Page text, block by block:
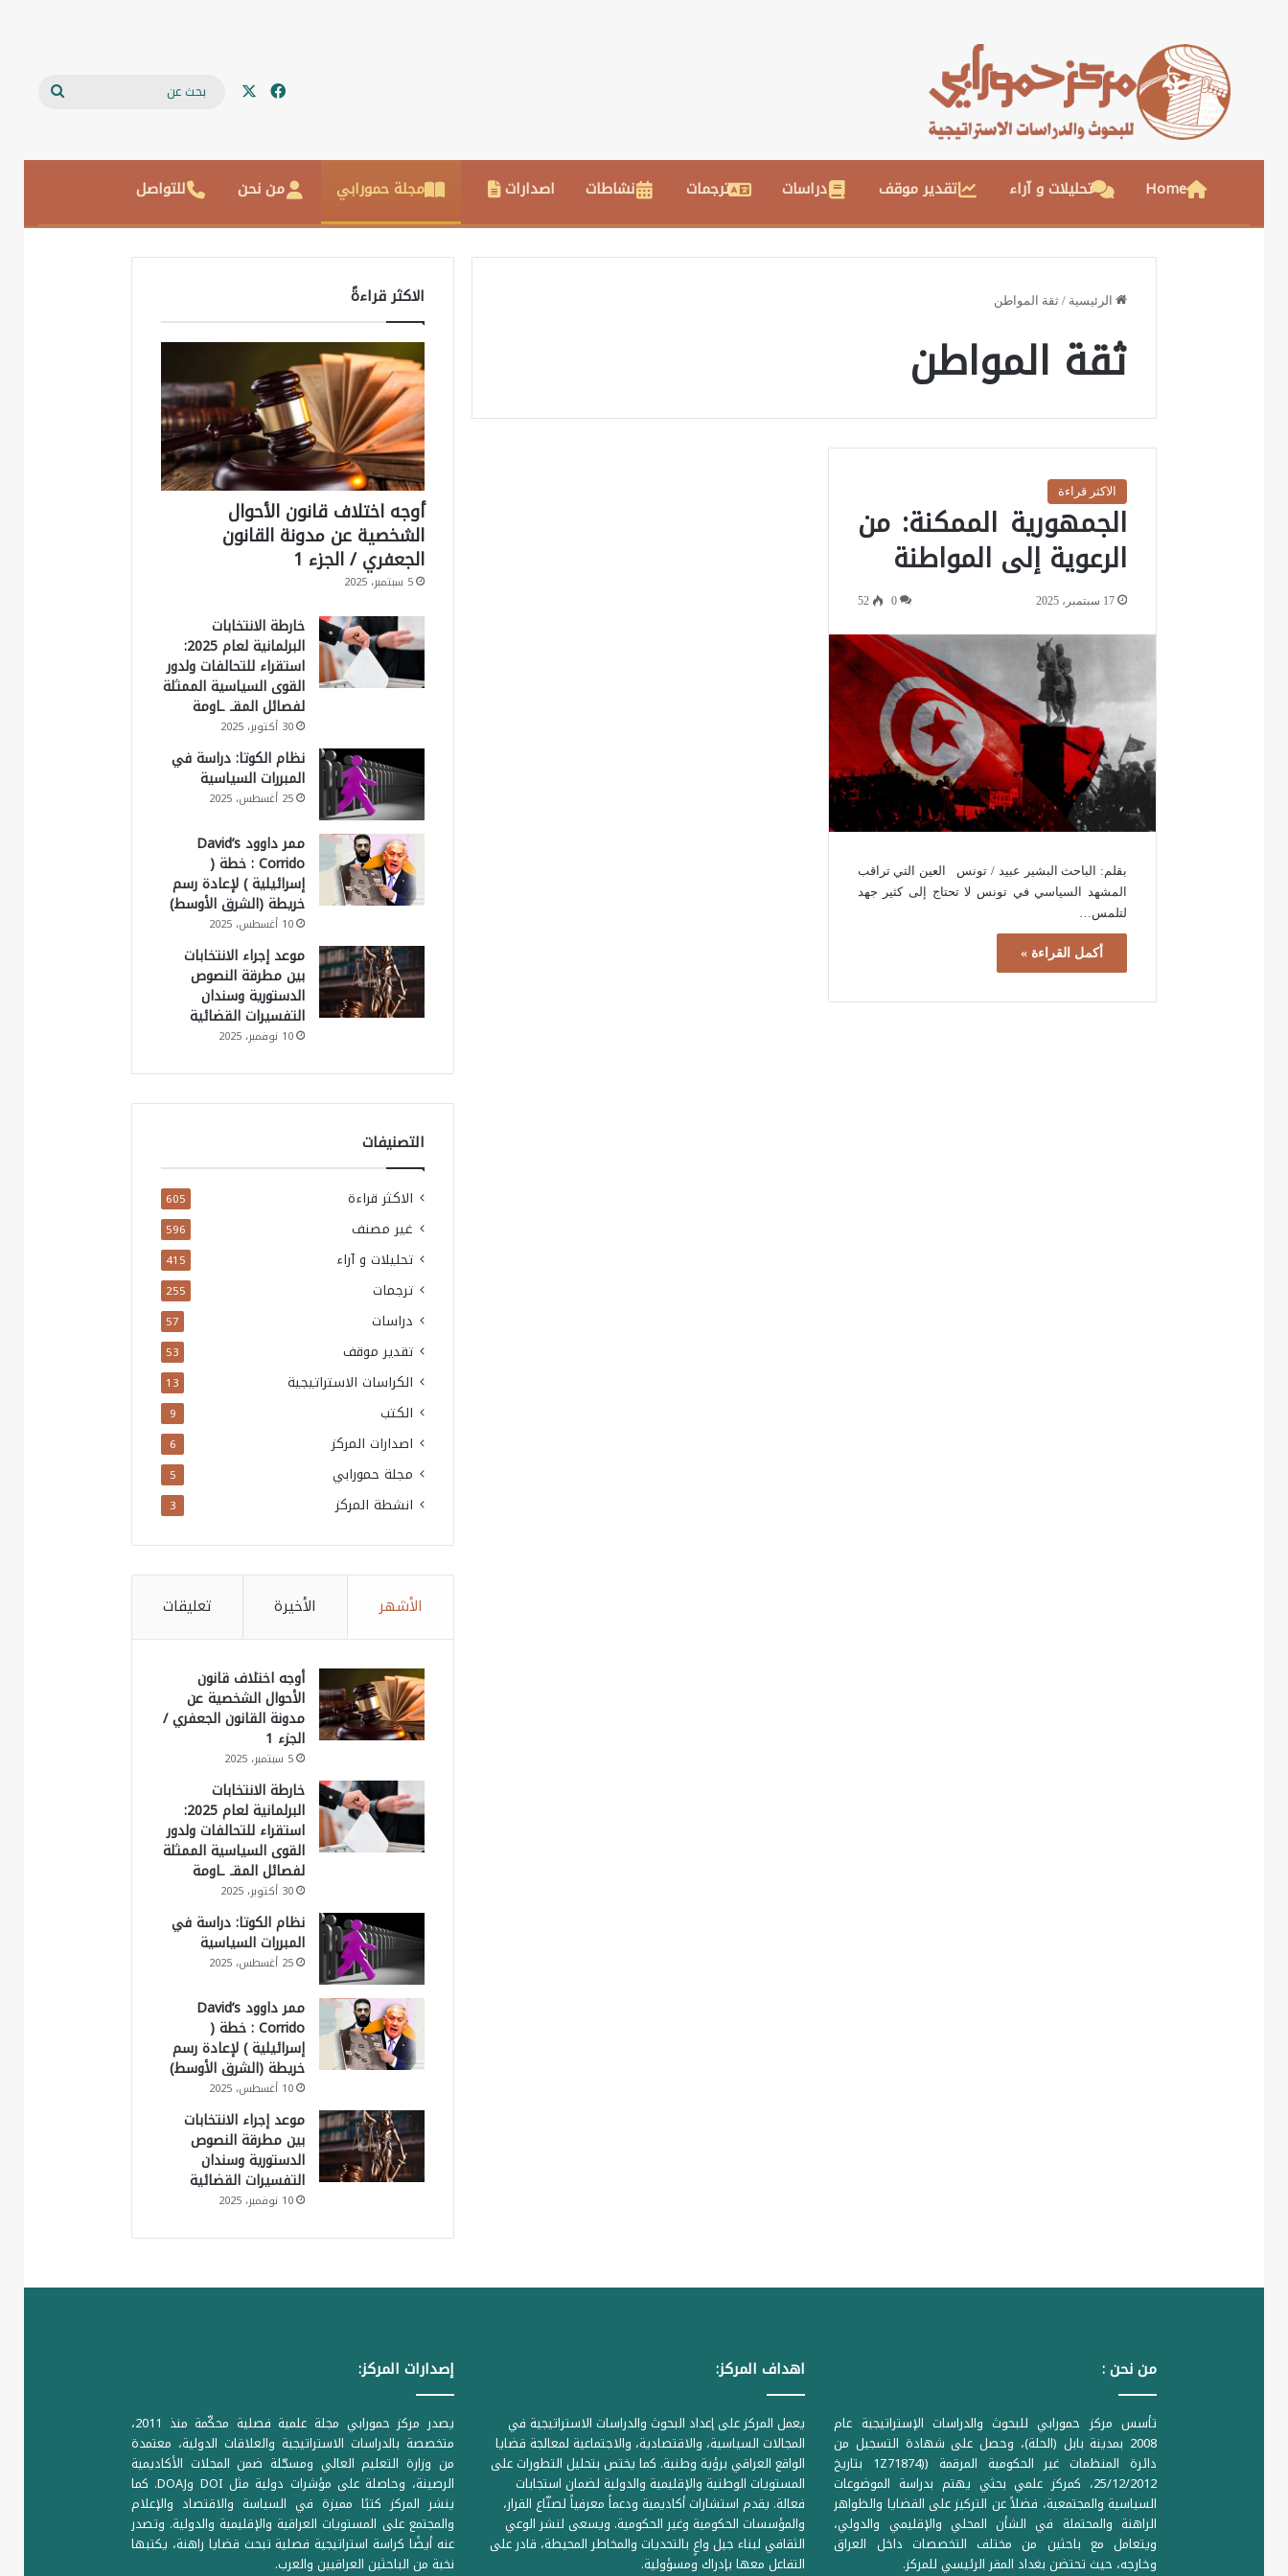
فيسبوك
Home تحليلات و آراء تقدير موقف دراسات ترجمات نشاطات اصدارات مجلة حمورابي من نحن للتواصل
الرئيسية / ثقة المواطن
ثقة المواطن
الاكثر قراءة
الجمهورية الممكنة: من
الرعوية إلى المواطنة
17 سبتمبر، 2025 0
52
بقلم: الباحث البشير عبيد / تونس العين التي تراقب
المشهد السياسي في تونس لا تحتاج إلى كثير جهد
لتلمس…
أكمل القراءة »
الاكثر قراءةً
أوجه اختلاف قانون الأحوال
الشخصية عن مدونة القانون
الجعفري / الجزء 1
5 سبتمبر، 2025
خارطة الانتخابات
البرلمانية لعام 2025:
استقراء للتحالفات ولدور
القوى السياسية الممثلة
لفصائل المقـ ـاومة
30 أكتوبر، 2025
نظام الكوتا: دراسة في
المبررات السياسية
25 أغسطس، 2025
ممر داوود David’s
Corrido : خطة (
إسرائيلية ) لإعادة رسم
خريطة (الشرق الأوسط)
10 أغسطس، 2025
موعد إجراء الانتخابات
بين مطرقة النصوص
الدستورية وسندان
التفسيرات القضائية
10 نوفمبر، 2025
التصنيفات
الاكثر قراءة 605
غير مصنف 596
تحليلات و آراء 415
ترجمات 255
دراسات 57
تقدير موقف 53
الكراسات الاستراتيجية 13
الكتب 9
اصدارات المركز 6
مجلة حمورابي 5
انشطة المركز 3
الأشهر الأخيرة تعليقات
أوجه اختلاف قانون
الأحوال الشخصية عن
مدونة القانون الجعفري /
الجزء 1
5 سبتمبر، 2025
خارطة الانتخابات
البرلمانية لعام 2025:
استقراء للتحالفات ولدور
القوى السياسية الممثلة
لفصائل المقـ ـاومة
30 أكتوبر، 2025
نظام الكوتا: دراسة في
المبررات السياسية
25 أغسطس، 2025
ممر داوود David’s
Corrido : خطة (
إسرائيلية ) لإعادة رسم
خريطة (الشرق الأوسط)
10 أغسطس، 2025
موعد إجراء الانتخابات
بين مطرقة النصوص
الدستورية وسندان
التفسيرات القضائية
10 نوفمبر، 2025
من نحن :
تأسس مركز حمورابي للبحوث والدراسات الإستراتيجية عام
2008 بمدينة بابل (الحلة)، وحصل على شهادة التسجيل من
دائرة المنظمات غير الحكومية المرقمة ((1Z71874 بتاريخ
25/12/2012، كمركز علمي بحثي يهتم بدراسة الموضوعات
السياسية والمجتمعية، فضلاً عن التركيز على القضايا والظواهر
الراهنة والمحتملة في الشأن المحلي والإقليمي والدولي،
ويتعامل مع باحثين من مختلف التخصصات داخل العراق
وخارجه، حيث تحتضن بغداد المقر الرئيسي للمركز.
اهداف المركز:
يعمل المركز على إعداد البحوث والدراسات الاستراتيجية في
المجالات السياسية، والاقتصادية، والاجتماعية لمعالجة قضايا
الواقع العراقي برؤية وطنية. كما يختص بتحليل التطورات على
المستويات الوطنية والإقليمية والدولية لضمان استجابات
فعالة. يقدم استشارات أكاديمية ودعماً معرفياً لصنّاع القرار،
والمؤسسات الحكومية وغير الحكومية. ويسعى لنشر الوعي
الثقافي لبناء جيل واعٍ بالتحديات والمخاطر المحيطة، قادر على
التفاعل معها بإدراك ومسؤولية.
إصدارات المركز:
يصدر مركز حمورابي مجلة علمية فصلية محكّمة منذ 2011،
متخصصة بالدراسات الاستراتيجية والعلاقات الدولية، معتمدة
من وزارة التعليم العالي ومسجّلة ضمن المجلات الأكاديمية
الرصينة، وحاصلة على مؤشرات دولية مثل DOI وDOAJ. كما
ينشر المركز كتبًا مميزة في السياسة والاقتصاد والإعلام
والمجتمع على المستويات العراقية والإقليمية والدولية. وتصدر
عنه أيضًا كراسة استراتيجية فصلية تبحث قضايا راهنة، يكتبها
نخبة من الباحثين العراقيين والعرب.